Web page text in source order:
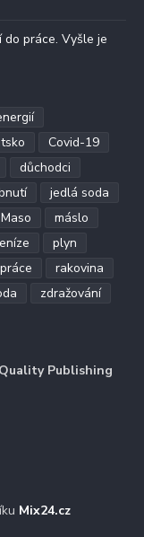
do práce. Vyšle je
Covid-19
důchodci
jedlá soda
Maso
máslo
plyn
práce
rakovina
zdražování
Quality Publishing
Mix24.cz